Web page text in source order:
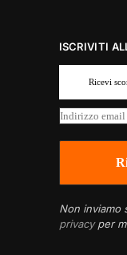
ISCRIVITI
Ricevi
Non inviamo
privacyper